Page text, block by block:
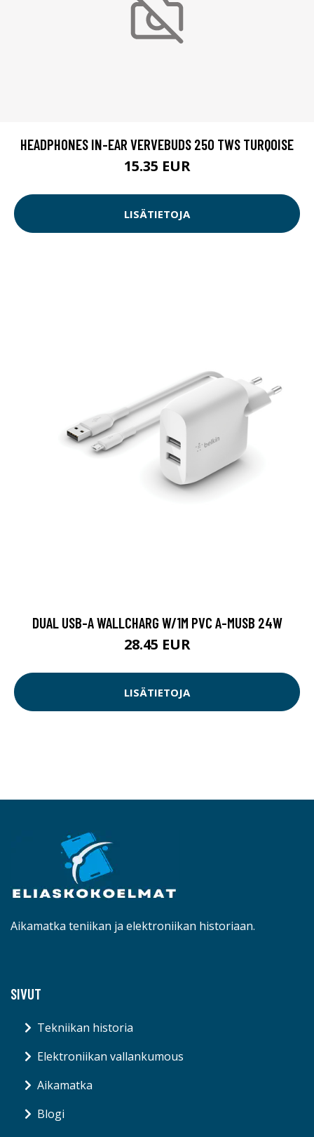
HEADPHONES IN-EAR VERVEBUDS 250 TWS TURQOISE
15.35 EUR
LISÄTIETOJA
DUAL USB-A WALLCHARG W/1M PVC A-MUSB 24W
28.45 EUR
LISÄTIETOJA
Aikamatka teniikan ja elektroniikan historiaan.
SIVUT
Tekniikan historia
Elektroniikan vallankumous
Aikamatka
Blogi